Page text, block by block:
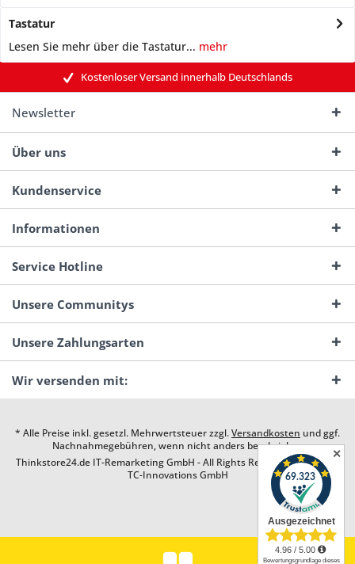
Tastatur
Lesen Sie mehr über die Tastatur... mehr
Kostenloser Versand innerhalb Deutschlands
Newsletter
Über uns
Kundenservice
Informationen
Service Hotline
Unsere Communitys
Unsere Zahlungsarten
Wir versenden mit:
* Alle Preise inkl. gesetzl. Mehrwertsteuer zzgl.Versandkosten und ggf.
Nachnahmegebühren, wenn nicht anders beschrieben
Thinkstore24.de IT-Remarketing GmbH - All Rights Reserved. Design by
TC-Innovations GmbH
✕